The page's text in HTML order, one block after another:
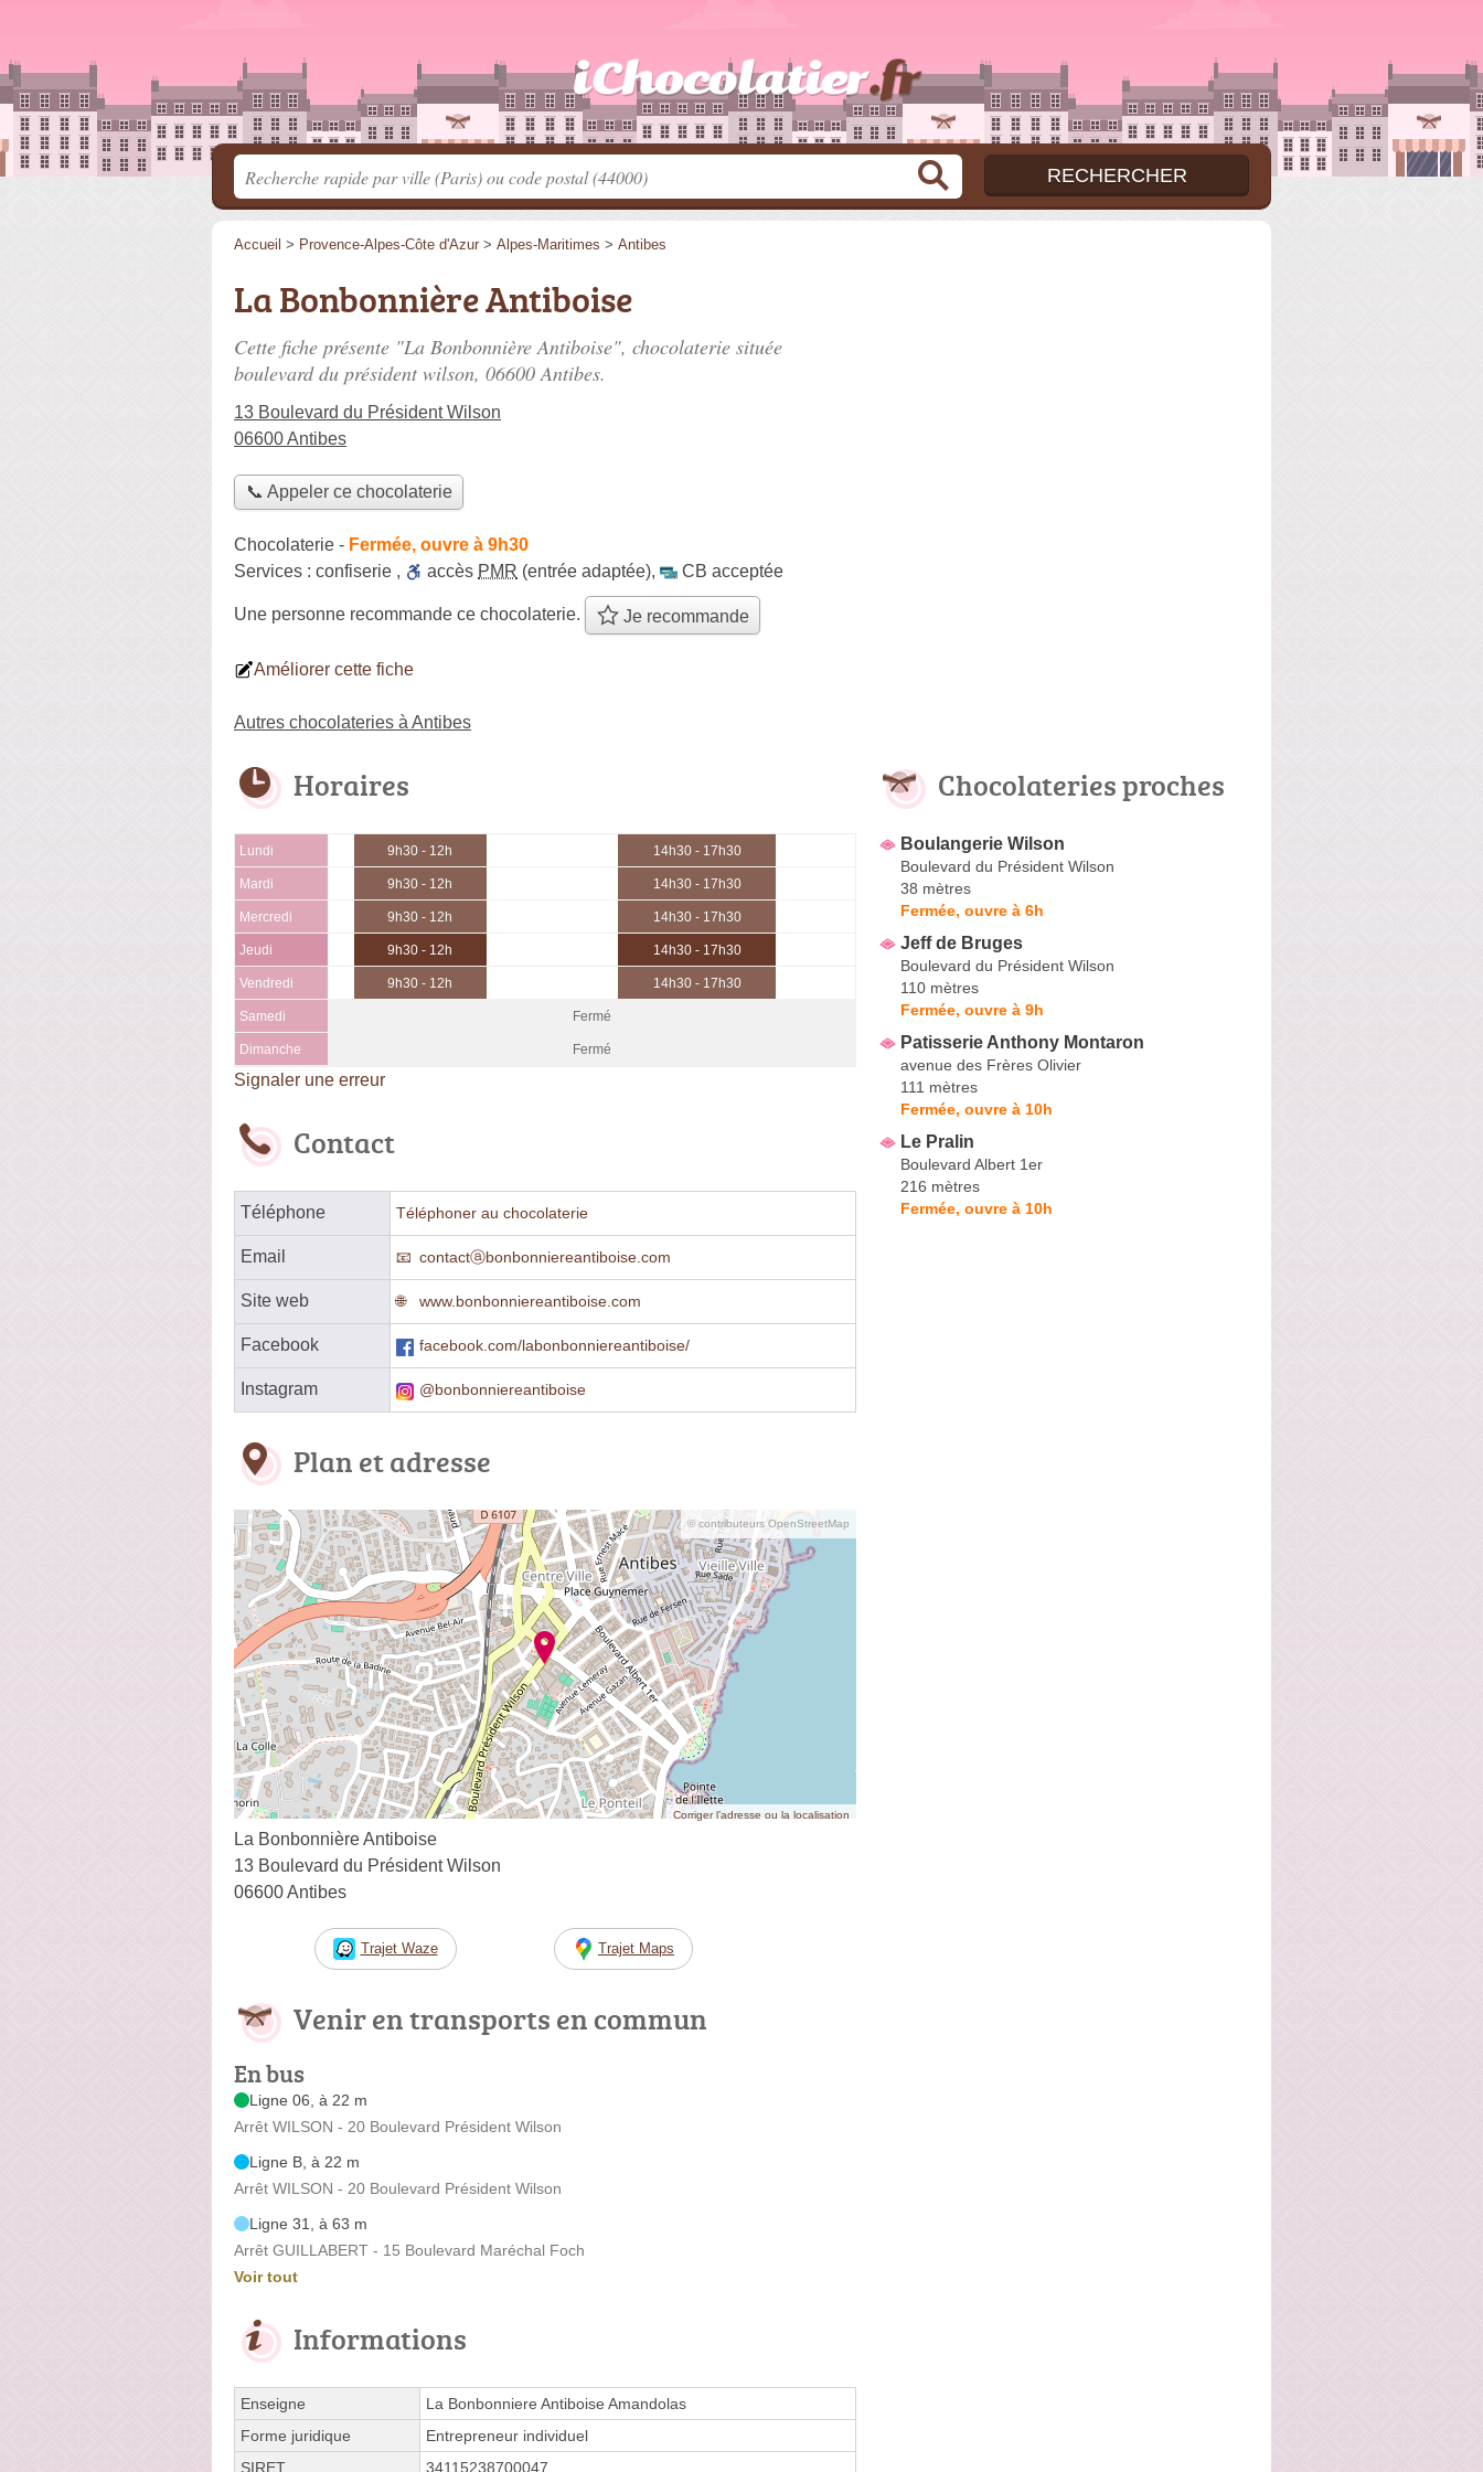
Accueil > Provence-Alpes-Côte d'Azur > Alpes-Maritimes > Antibes
La Bonbonnière Antiboise
Cette fiche présente "La Bonbonnière Antiboise", chocolaterie située
boulevard du président wilson, 06600 Antibes.
13 Boulevard du Président Wilson
06600 Antibes
📞 Appeler ce chocolaterie
Chocolaterie - Fermée, ouvre à 9h30
Services : confiserie , accès PMR (entrée adaptée), CB acceptée
Une personne recommande ce chocolaterie. Je recommande
Améliorer cette fiche
Autres chocolateries à Antibes
Horaires
Lundi 9h30 - 12h 14h30 - 17h30
Mardi 9h30 - 12h 14h30 - 17h30
Mercredi 9h30 - 12h 14h30 - 17h30
Jeudi 9h30 - 12h 14h30 - 17h30
Vendredi 9h30 - 12h 14h30 - 17h30
Samedi Fermé
Dimanche Fermé
Signaler une erreur
Contact
Téléphone Téléphoner au chocolaterie
Email contactⓐbonbonniereantiboise.com
Site web www.bonbonniereantiboise.com
Facebook facebook.com/labonbonniereantiboise/
Instagram @bonbonniereantiboise
Plan et adresse
© contributeurs OpenStreetMap
Corriger l’adresse ou la localisation
La Bonbonnière Antiboise
13 Boulevard du Président Wilson
06600 Antibes
Trajet Waze Trajet Maps
Venir en transports en commun
En bus
Ligne 06, à 22 m
Arrêt WILSON - 20 Boulevard Président Wilson
Ligne B, à 22 m
Arrêt WILSON - 20 Boulevard Président Wilson
Ligne 31, à 63 m
Arrêt GUILLABERT - 15 Boulevard Maréchal Foch
Voir tout
Informations
Enseigne
La Bonbonniere Antiboise Amandolas
Forme juridique
Entrepreneur individuel
SIRET
34115238700047
Chocolateries proches
Boulangerie Wilson
Boulevard du Président Wilson
38 mètres
Fermée, ouvre à 6h
Jeff de Bruges
Boulevard du Président Wilson
110 mètres
Fermée, ouvre à 9h
Patisserie Anthony Montaron
avenue des Frères Olivier
111 mètres
Fermée, ouvre à 10h
Le Pralin
Boulevard Albert 1er
216 mètres
Fermée, ouvre à 10h